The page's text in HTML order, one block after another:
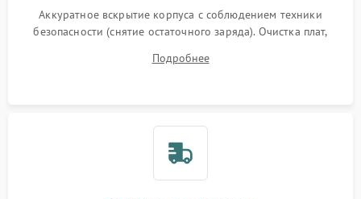
Аккуратное вскрытие корпуса с соблюдением техники
безопасности (снятие остаточного заряда). Очистка плат,
и кистей для предотвращения перегрева и замыканий.
Подробнее